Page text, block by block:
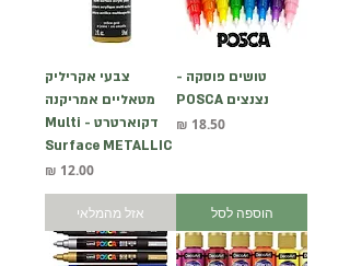
טושים פוסקה -
נצנצים POSCA
מחיר
הוספה לסל
צבעי אקריליק
מטאליים אמריקנה
דקוארטרט - Multi
Surface METALLIC
מחיר
אזל מהמלאי